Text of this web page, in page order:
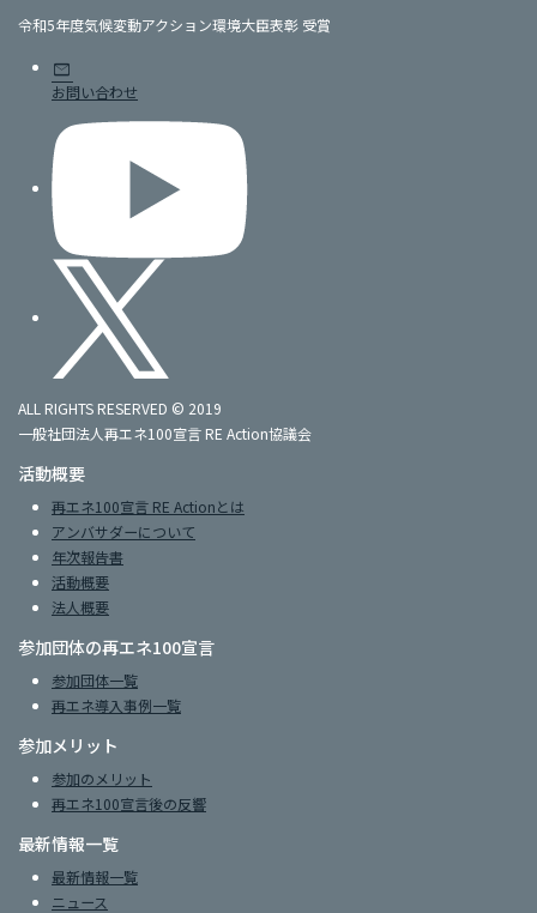
令和5年度気候変動アクション環境大臣表彰 受賞
mail
お問い合わせ
ALL RIGHTS RESERVED © 2019
一般社団法人再エネ100宣言 RE Action協議会
活動概要
再エネ100宣言 RE Actionとは
アンバサダーについて
年次報告書
活動概要
法人概要
参加団体の再エネ100宣言
参加団体一覧
再エネ導入事例一覧
参加メリット
参加のメリット
再エネ100宣言後の反響
最新情報一覧
最新情報一覧
ニュース